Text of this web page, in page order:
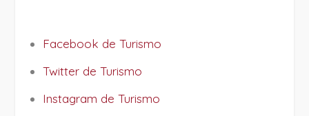
Facebook de Turismo
Twitter de Turismo
Instagram de Turismo